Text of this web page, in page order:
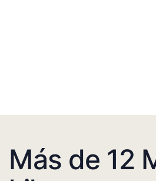
Más de 12